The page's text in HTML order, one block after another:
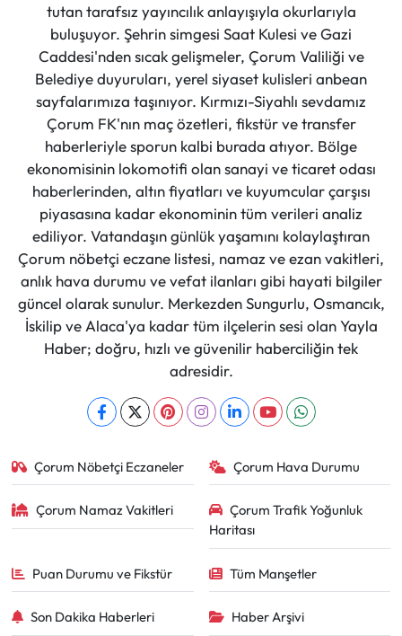
tutan tarafsız yayıncılık anlayışıyla okurlarıyla
buluşuyor. Şehrin simgesi Saat Kulesi ve Gazi
Caddesi'nden sıcak gelişmeler, Çorum Valiliği ve
Belediye duyuruları, yerel siyaset kulisleri anbean
sayfalarımıza taşınıyor. Kırmızı-Siyahlı sevdamız
Çorum FK'nın maç özetleri, fikstür ve transfer
haberleriyle sporun kalbi burada atıyor. Bölge
ekonomisinin lokomotifi olan sanayi ve ticaret odası
haberlerinden, altın fiyatları ve kuyumcular çarşısı
piyasasına kadar ekonominin tüm verileri analiz
ediliyor. Vatandaşın günlük yaşamını kolaylaştıran
Çorum nöbetçi eczane listesi, namaz ve ezan vakitleri,
anlık hava durumu ve vefat ilanları gibi hayati bilgiler
güncel olarak sunulur. Merkezden Sungurlu, Osmancık,
İskilip ve Alaca'ya kadar tüm ilçelerin sesi olan Yayla
Haber; doğru, hızlı ve güvenilir haberciliğin tek
adresidir.
Çorum Nöbetçi Eczaneler Çorum Hava Durumu
Çorum Namaz Vakitleri
Çorum Trafik Yoğunluk
Haritası
Puan Durumu ve Fikstür Tüm Manşetler
Son Dakika Haberleri Haber Arşivi